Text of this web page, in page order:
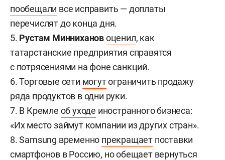
пообещали все исправить — доплаты
перечислят до конца дня.
5. Рустам Миннихановоценил, как
татарстанские предприятия справятся
с потрясениями на фоне санкций.
6. Торговые сети могутограничить продажу
ряда продуктов в одни руки.
7. В Кремле об уходе иностранного бизнеса:
«Их место займут компании из других стран».
8. Samsung временно прекращает поставки
смартфонов в Россию, но обещает вернуться